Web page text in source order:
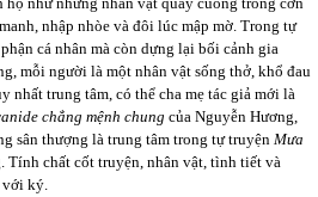
nhập nhòe và đôi lúc mập mờ. Trong tự
cá nhân mà còn dựng lại bối cảnh gia
mỗi người là một nhân vật sống thở, khổ đau
nhất trung tâm, có thể cha mẹ tác giả mới là
chẳng mệnh chung của Nguyễn Hương,
sân thượng là trung tâm trong tự truyện Mưa
Tính chất cốt truyện, nhân vật, tình tiết và
với ký.